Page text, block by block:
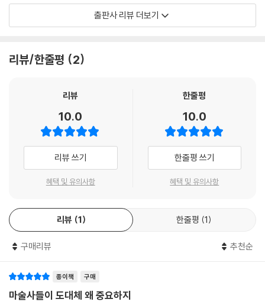
않고 은밀한 메시지를 주고받을 수 있는 암호 기술, 등잔불과 그림자를 이
용하여 형상을 투사하는 광학, 기계학을 바탕으로 만들어낸 자동장치 등에
르네상스 시대의 이 새로운 마구스들이 모든 점에서 의견이 같지는 않았지
은 것에서 알 수 있듯이, 그 마술의 핵심은 자연에 대한 이해를 바탕으로 자
성에 주목하여 보통 사람의 눈에는 신비롭게만 보이는 현상들을 이해했다.
자연사와 별자리표에 관한 지식을 갖추었으며 동시에 역학의 발전에 매료
되어 자동장치와 유압장치, 강력한 무기를 개발했다. 마구스는 고대의 라
틴-아랍 전통, 유대 전통과 스콜라 철학자 로저 베이컨의 ‘실험과학’을 이
어받아 우주와 그 안에서 인간이 차지하는 위치를 이해하고 자연세계를 조
미신과 과학의 경계에서 곡예를 벌이다
마구스들의 마술은 복잡한 성격을 지녔다. 그들의 이론 체계가 반드시 합
서도 명백한 헛소리처럼 들리는 이야기도 했다. 별자리가, 별과 행성이 지
상의 인간과 동식물에 영향을 준다는 점성술의 성격이 원래 그렇거니와 학
출판사 리뷰 더보기
리뷰/한줄평 2
리뷰
10.0
리뷰 쓰기
혜택 및 유의사항
한줄평
10.0
한줄평 쓰기
혜택 및 유의사항
리뷰 1 한줄평 1
구매리뷰 추천순
종이책 구매
마술사들이 도대체 왜 중요하지